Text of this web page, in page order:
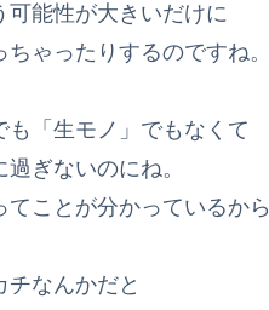
可能性が大きいだけに
ゃったりするのですね。
「生モノ」でもなくて
ぎないのにね。
ことが分かっているから
なんかだと